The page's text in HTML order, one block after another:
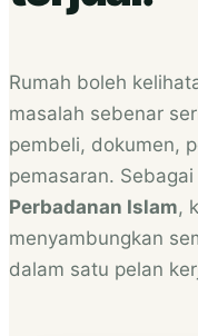
Rumah boleh
masalah sebenar
pembeli, dokumen,
pemasaran. Sebagai
Perbadanan Islam,
menyambungkan
dalam satu pelan